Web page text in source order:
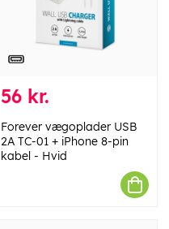
56 kr.
Forever vægoplader USB
2A TC-01 + iPhone 8-pin
kabel - Hvid